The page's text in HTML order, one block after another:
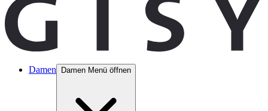
Damen Damen Menü öffnen